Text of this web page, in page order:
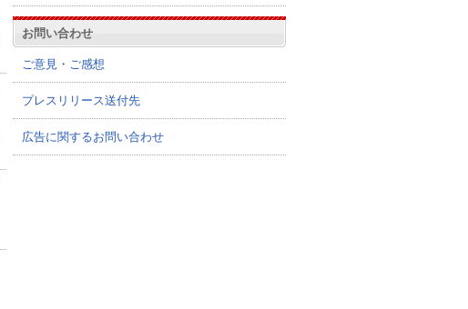
お問い合わせ
ご意見・ご感想
プレスリリース送付先
広告に関するお問い合わせ